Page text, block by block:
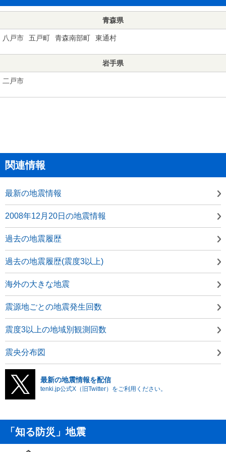
青森県
八戸市 五戸町 青森南部町 東通村
岩手県
二戸市
関連情報
最新の地震情報
2008年12月20日の地震情報
過去の地震履歴
過去の地震履歴(震度3以上)
海外の大きな地震
震源地ごとの地震発生回数
震度3以上の地域別観測回数
震央分布図
最新の地震情報を配信
tenki.jp公式X（旧Twitter）をご利用ください。
「知る防災」地震